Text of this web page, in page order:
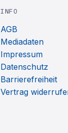
INFO
AGB
Mediadaten
Impressum
Datenschutz
Barrierefreiheit
Vertrag